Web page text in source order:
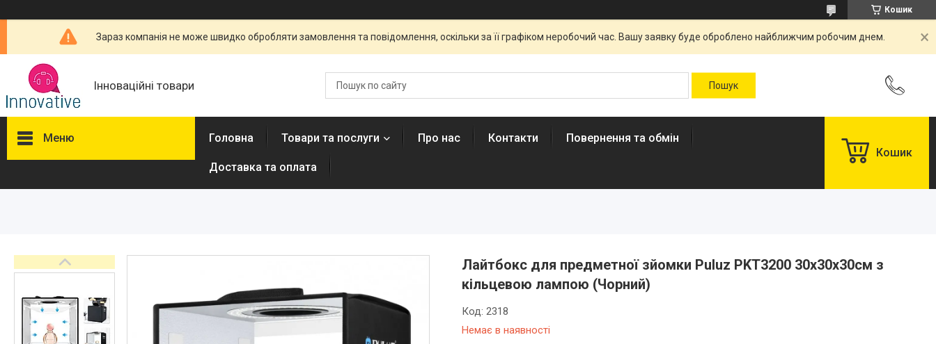
Кошик
Зараз компанія не може швидко обробляти замовлення та повідомлення, оскільки за її графіком неробочий час. Вашу заявку буде оброблено найближчим робочим днем.
Інноваційні товари
Меню
Доставка та оплата
Повернення та обмін
Головна Товари та послуги Про нас Контакти Повернення та обмін
Доставка та оплата
Кошик
Лайтбокс для предметної зйомки Puluz PKT3200 30x30x30см з
кільцевою лампою (Чорний)
Немає в наявності
Код: 2318